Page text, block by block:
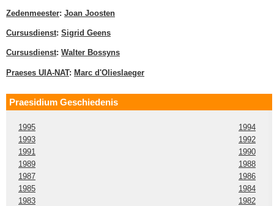
Zedenmeester: Joan Joosten
Cursusdienst: Sigrid Geens
Cursusdienst: Walter Bossyns
Praeses UIA-NAT: Marc d'Olieslaeger
Praesidium Geschiedenis
1995
1994
1993
1992
1991
1990
1989
1988
1987
1986
1985
1984
1983
1982